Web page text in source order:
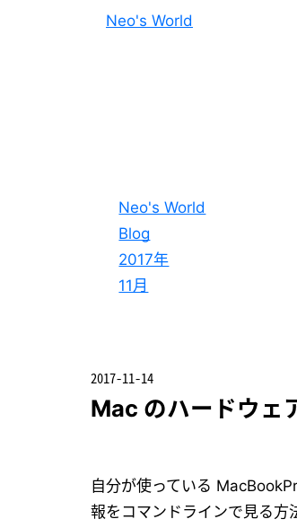
Neo's World
Neo's World
Blog
2017年
11月
2017-11-14
Mac のハードウェ
自分が使っている
報をコマンドラインで見る方